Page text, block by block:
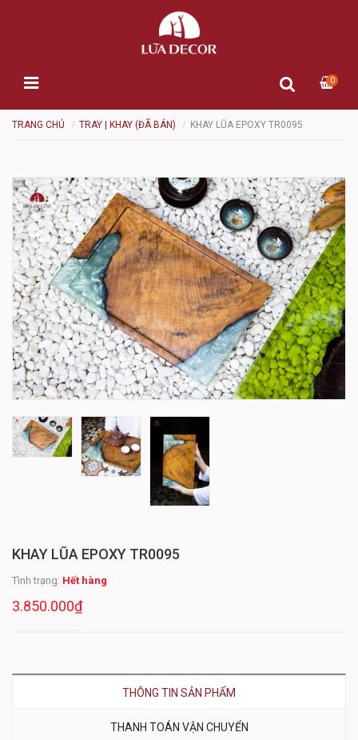
0
TRANG CHỦ TRAY | KHAY (ĐÃ BÁN) KHAY LŨA EPOXY TR0095
KHAY LŨA EPOXY TR0095
Tình trạng: Hết hàng
3.850.000₫
THÔNG TIN SẢN PHẨM
THANH TOÁN VẬN CHUYỂN